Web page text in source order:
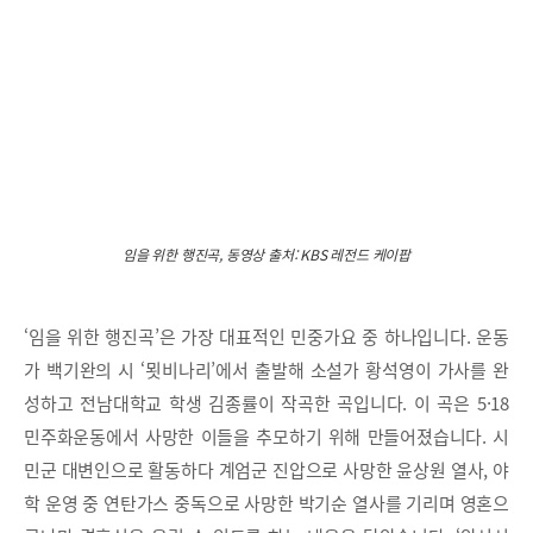
임을 위한 행진곡, 동영상 출처: KBS 레전드 케이팝
‘임을 위한 행진곡’은 가장 대표적인 민중가요 중 하나입니다. 운동
가 백기완의 시 ‘묏비나리’에서 출발해 소설가 황석영이 가사를 완
성하고 전남대학교 학생 김종률이 작곡한 곡입니다. 이 곡은 5·18
민주화운동에서 사망한 이들을 추모하기 위해 만들어졌습니다. 시
민군 대변인으로 활동하다 계엄군 진압으로 사망한 윤상원 열사, 야
학 운영 중 연탄가스 중독으로 사망한 박기순 열사를 기리며 영혼으